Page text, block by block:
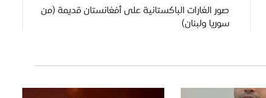
صور الغارات الباكستانية على أفغانستان قديمة (من
سوريا ولبنان)